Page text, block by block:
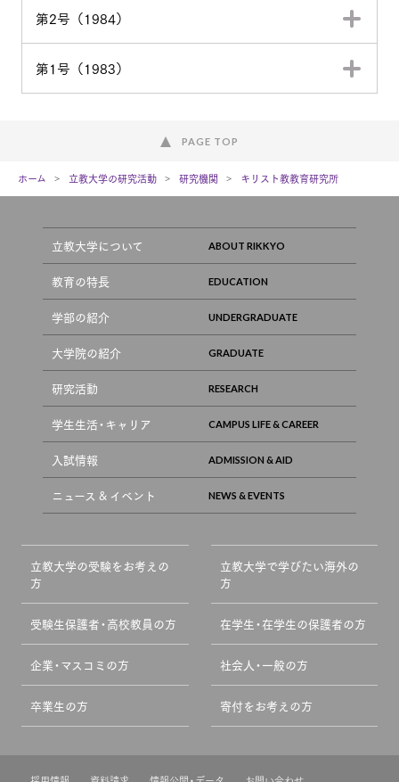
第2号（1984）
第1号（1983）
PAGE TOP
ホーム 立教大学の研究活動 研究機関 キリスト教教育研究所
立教大学について
教育の特長
学部の紹介
大学院の紹介
研究活動
学生生活・キャリア
入試情報
ニュース & イベント
立教大学の受験をお考えの
方
立教大学で学びたい海外の
方
受験生保護者・高校教員の方 在学生・在学生の保護者の方
企業・マスコミの方 社会人・一般の方
卒業生の方 寄付をお考えの方